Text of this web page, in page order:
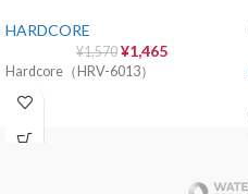
HARDCORE
¥1,570 ¥1,465
Hardcore（HRV-6013）